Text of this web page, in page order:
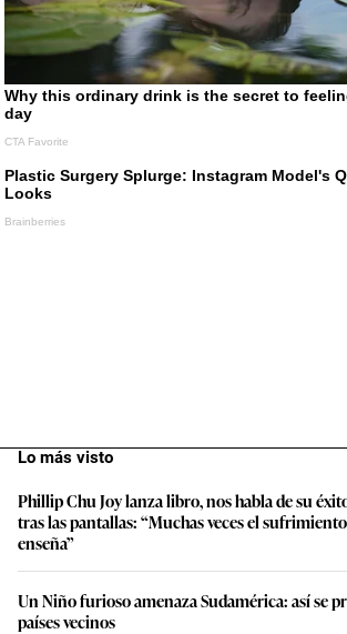
Lo más visto
Phillip Chu Joy lanza libro, nos habla de su
tras las pantallas: “Muchas veces el
enseña”
Un Niño furioso amenaza Sudamérica: así se
países vecinos